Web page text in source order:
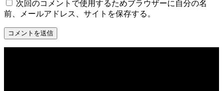
次回のコメントで使用するためブラウザーに自分の名
前、メールアドレス、サイトを保存する。